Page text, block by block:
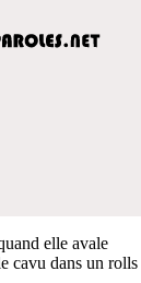
elle avale
cavu dans un rolls